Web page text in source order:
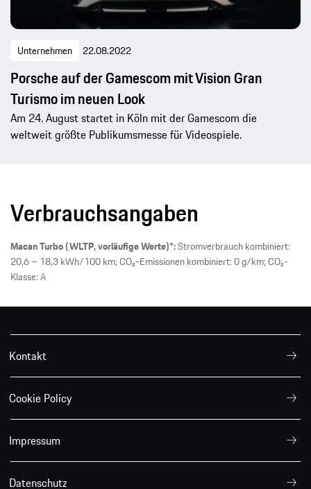
Unternehmen 22.08.2022
Porsche auf der Gamescom mit Vision Gran
Turismo im neuen Look
Am 24. August startet in Köln mit der Gamescom die
weltweit größte Publikumsmesse für Videospiele.
Verbrauchsangaben
Macan Turbo (WLTP, vorläufige Werte)*:Stromverbrauch kombiniert:
20,6 – 18,3 kWh/100 km; CO₂-Emissionen kombiniert: 0 g/km; CO₂-
Klasse: A
Kontakt
Cookie Policy
Impressum
Datenschutz